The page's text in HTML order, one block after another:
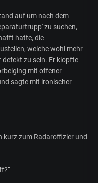
auf um nach dem
zu suchen,
hatte, die
welche wohl mehr
defekt zu sein. Er klopfte
mit offener
sagte mit ironischer
kurz zum Radaroffizier und